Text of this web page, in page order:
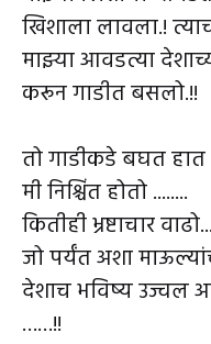
खिशाला लावला.!
माझ्या आवडत्या
करून गाडीत बसलो.!!
तो गाडीकडे बघत हात
मी निश्चिंत होतो ........
कितीही भ्रष्टाचार
जो पर्यंत अशा
देशाच भविष्य उज्वल
……!!